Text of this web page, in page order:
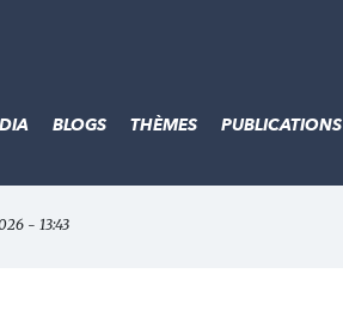
BLOGS THÈMES PUBLICATIONS
- 13:43